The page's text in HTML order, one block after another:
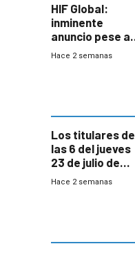
HIF Global:
inminente
anuncio pese a
declaración de
gobierno
Hace 2 semanas
Los titulares de
las 6 del jueves
23 de julio de
2026
Hace 2 semanas